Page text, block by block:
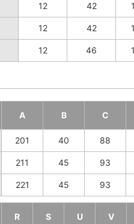
12 42
12 42
12 46
A B C
201 40 88
211 45 93
221 45 93
R S U V